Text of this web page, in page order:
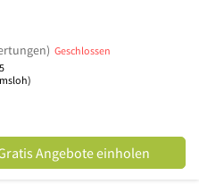
Geschlossen
Angebote einholen